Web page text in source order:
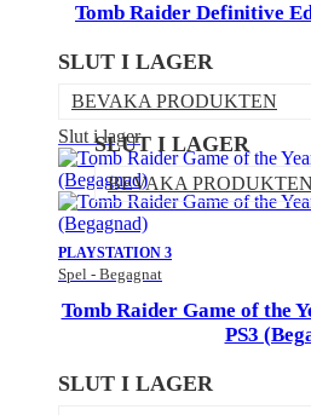
Tomb Raider Definitive
SLUT I LAGER
BEVAKA PRODUKTEN
Slut i lager
PLAYSTATION 3
Spel - Begagnat
SLUT I LAGER
BEVAKA PRODUKTEN
Tomb Raider Game of the
PS3
SLUT I LAGER